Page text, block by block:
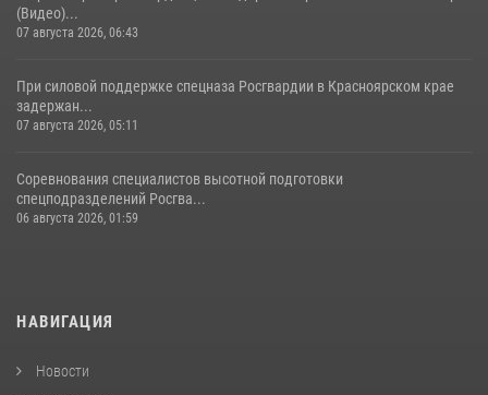
(Видео)...
07 августа 2026, 06:43
При силовой поддержке спецназа Росгвардии в Красноярском крае
задержан...
07 августа 2026, 05:11
Соревнования специалистов высотной подготовки
спецподразделений Росгва...
06 августа 2026, 01:59
НАВИГАЦИЯ
Новости